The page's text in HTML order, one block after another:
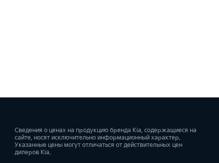
Сведения о ценах на продукцию бренда Kia, содержащиеся на
сайте, носят исключительно информационный характер.
Указанные цены могут отличаться от действительных цен
дилеров Kia.